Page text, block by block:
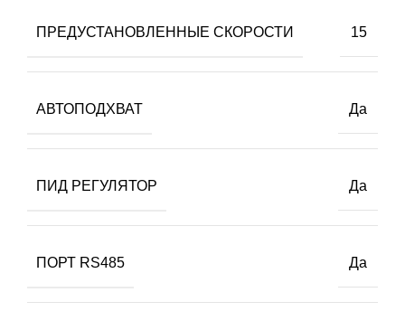
ПРЕДУСТАНОВЛЕННЫЕ СКОРОСТИ 15
АВТОПОДХВАТ Да
ПИД РЕГУЛЯТОР Да
ПОРТ RS485 Да